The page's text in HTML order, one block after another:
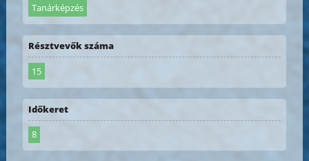
Tanárképzés
Résztvevők száma
15
Időkeret
8